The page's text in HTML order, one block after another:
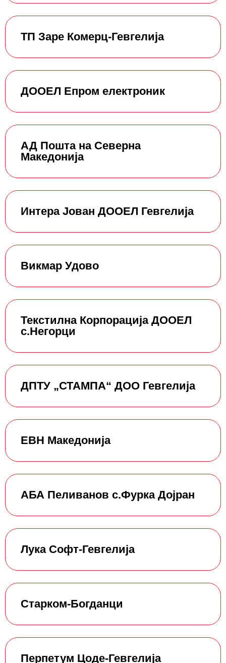
ТП Заре Комерц-Гевгелија
ДООЕЛ Епром електроник
АД Пошта на Северна
Македонија
Интера Јован ДООЕЛ Гевгелија
Викмар Удово
Текстилна Корпорација ДООЕЛ
с.Негорци
ДПТУ „СТАМПА“ ДОО Гевгелија
ЕВН Македонија
АБА Пеливанов с.Фурка Дојран
Лука Софт-Гевгелија
Старком-Богданци
Перпетум Цоде-Гевгелија